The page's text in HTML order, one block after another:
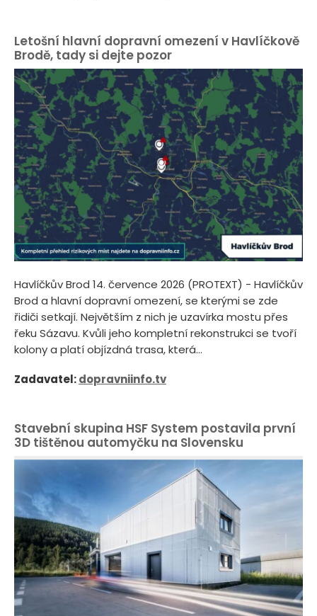
Letošní hlavní dopravní omezení v Havlíčkově
Brodě, tady si dejte pozor
Havlíčkův Brod 14. července 2026 (PROTEXT) - Havlíčkův
Brod a hlavní dopravní omezení, se kterými se zde
řidiči setkají. Největším z nich je uzavírka mostu přes
řeku Sázavu. Kvůli jeho kompletní rekonstrukci se tvoří
kolony a platí objízdná trasa, která...
Zadavatel:dopravniinfo.tv
Stavební skupina HSF System postavila první
3D tištěnou automyčku na Slovensku